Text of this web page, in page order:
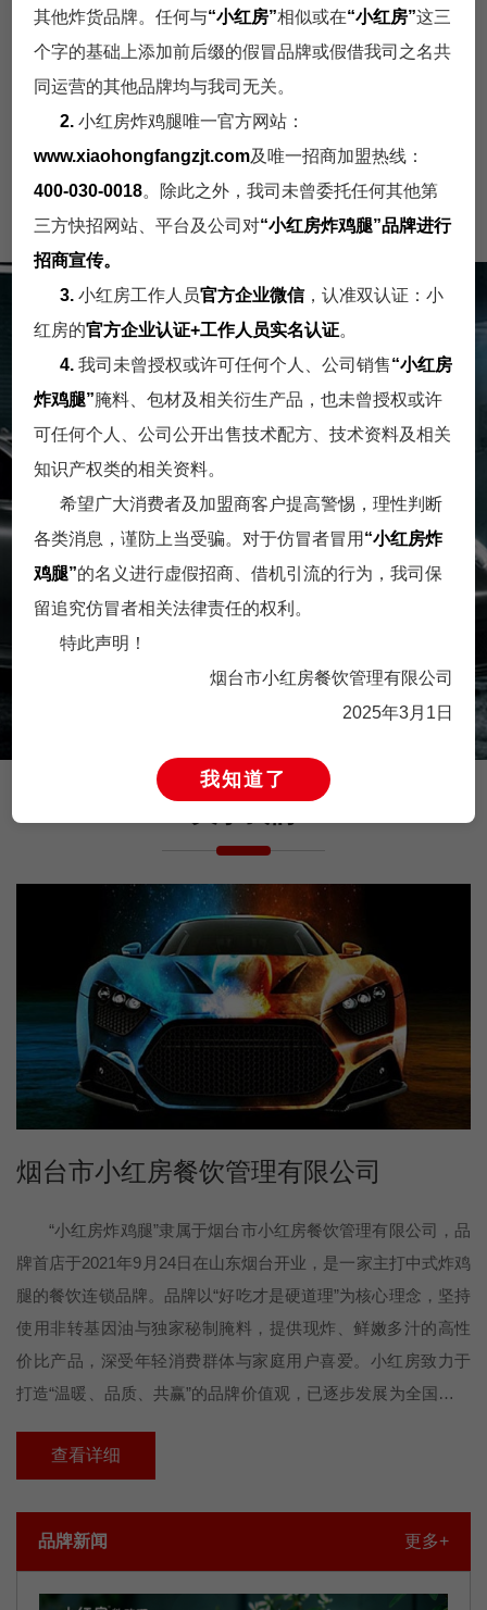
其他炸货品牌。任何与“小红房”相似或在“小红房”这三
个字的基础上添加前后缀的假冒品牌或假借我司之名共
同运营的其他品牌均与我司无关。
2.小红房炸鸡腿唯一官方网站：
www.xiaohongfangzjt.com及唯一招商加盟热线：
400-030-0018。除此之外，我司未曾委托任何其他第
三方快招网站、平台及公司对“小红房炸鸡腿”品牌进行
招商宣传。
3. 小红房工作人员官方企业微信，认准双认证：小
红房的官方企业认证+工作人员实名认证。
4. 我司未曾授权或许可任何个人、公司销售“小红房
炸鸡腿”腌料、包材及相关衍生产品，也未曾授权或许
可任何个人、公司公开出售技术配方、技术资料及相关
知识产权类的相关资料。
希望广大消费者及加盟商客户提高警惕，理性判断
各类消息，谨防上当受骗。对于仿冒者冒用 “小红房炸
鸡腿”的名义进行虚假招商、借机引流的行为，我司保
留追究仿冒者相关法律责任的权利。
特此声明！
烟台市小红房餐饮管理有限公司
2025年3月1日
我知道了
门店展示一
门店展示
一
门店展示
一
门店展示
一
人才招聘
小红房炸鸡招聘
品牌传播岗
工作职责 1. 根据形象开发升
级要求，联合内外部设计资
经营管理岗
英雄不论出身，不放过每一
秀，年龄不是限···
烟台市小红房餐饮管理有限公司
“小红房炸鸡腿”隶属于烟台市小红房餐饮管理有限公司，品
牌首店于2021年9月24日在山东烟台开业，是一家主打中式炸鸡
腿的餐饮连锁品牌。品牌以“好吃才是硬道理”为核心理念，坚持
使用非转基因油与独家秘制腌料，提供现炸、鲜嫩多汁的高性
价比产品，深受年轻消费群体与家庭用户喜爱。小红房致力于
打造“温暖、品质、共赢”的品牌价值观，已逐步发展为全国范围
为中式炸鸡品类的代表性品牌，推动中式快餐文化的现代化传
查看详细
品牌新闻 更多+